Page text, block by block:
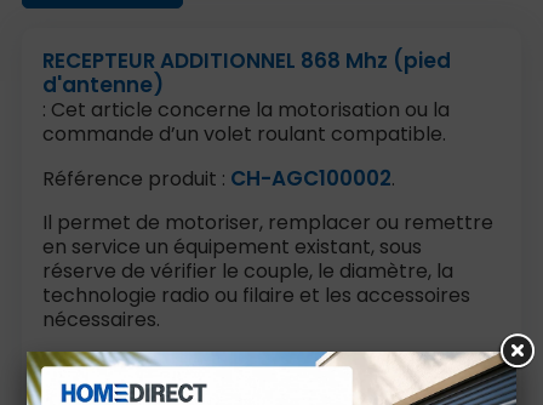
RECEPTEUR ADDITIONNEL 868 Mhz (pied
d'antenne)
: Cet article concerne la motorisation ou la
commande d’un volet roulant compatible.
Référence produit : CH-AGC100002.
Il permet de motoriser, remplacer ou remettre
en service un équipement existant, sous
réserve de vérifier le couple, le diamètre, la
technologie radio ou filaire et les accessoires
nécessaires.
Avant commande, contrôlez les cotes, le sens
de montage, la matière et les références